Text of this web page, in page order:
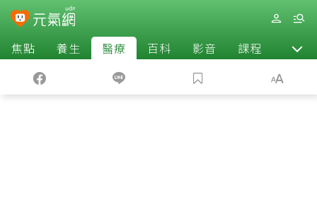
焦點 養生 醫療 百科 影音 課程 退休